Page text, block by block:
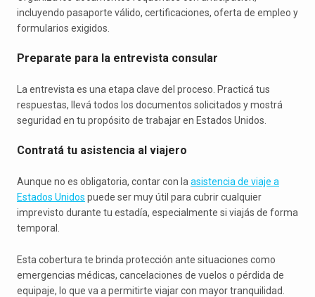
incluyendo pasaporte válido, certificaciones, oferta de empleo y
formularios exigidos.
Preparate para la entrevista consular
La entrevista es una etapa clave del proceso. Practicá tus
respuestas, llevá todos los documentos solicitados y mostrá
seguridad en tu propósito de trabajar en Estados Unidos.
Contratá tu asistencia al viajero
Aunque no es obligatoria, contar con laasistencia de viaje a
Estados Unidos puede ser muy útil para cubrir cualquier
imprevisto durante tu estadía, especialmente si viajás de forma
temporal.
Esta cobertura te brinda protección ante situaciones como
emergencias médicas, cancelaciones de vuelos o pérdida de
equipaje, lo que va a permitirte viajar con mayor tranquilidad.